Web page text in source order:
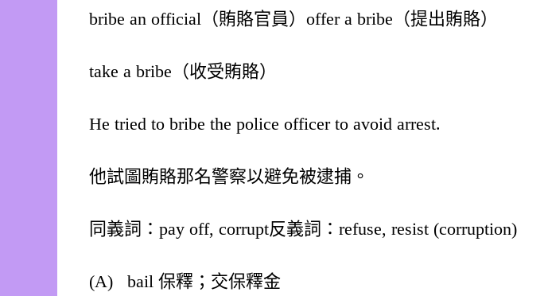
bribe an official（賄賂官員）offer a bribe（提出賄賂）
take a bribe（收受賄賂）
He tried to bribe the police officer to avoid arrest.
他試圖賄賂那名警察以避免被逮捕。
同義詞：pay off, corrupt反義詞：refuse, resist (corruption)
(A) bail 保釋；交保釋金